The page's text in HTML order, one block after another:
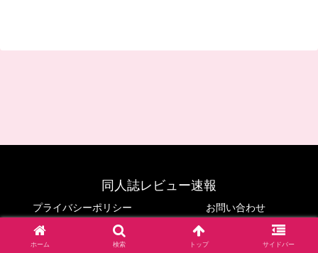
同人誌レビュー速報
プライバシーポリシー お問い合わせ
© 2024 同人誌レビュー速報.
ホーム 検索 トップ サイドバー